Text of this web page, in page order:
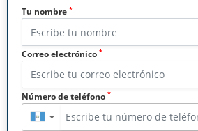
Tu nombre *
Correo electrónico *
Número de teléfono *
▼